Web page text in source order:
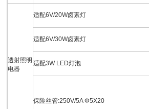
透射照明
电器
适配6V/20W卤素灯
适配6V/30W卤素灯
适配3W LED灯泡
保险丝管:250V/5A Φ5X20